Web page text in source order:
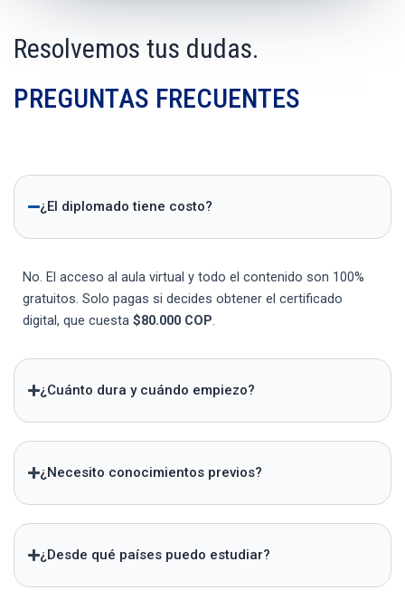
Resolvemos tus dudas.
PREGUNTAS FRECUENTES
¿El diplomado tiene costo?
No. El acceso al aula virtual y todo el contenido son 100%
gratuitos. Solo pagas si decides obtener el certificado
digital, que cuesta $80.000 COP
¿Cuánto dura y cuándo empiezo?
¿Necesito conocimientos previos?
¿Desde qué países puedo estudiar?